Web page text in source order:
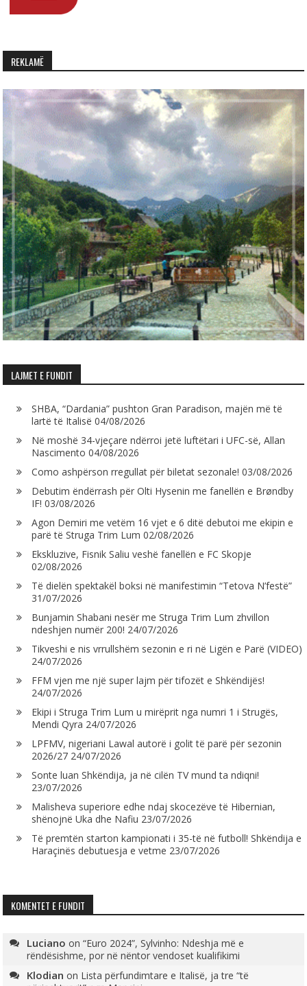
REKLAMË
LAJMET E FUNDIT
SHBA, “Dardania” pushton Gran Paradison, majën më të
lartë të Italisë 04/08/2026
Në moshë 34-vjeçare ndërroi jetë luftëtari i UFC-së, Allan
Nascimento 04/08/2026
Como ashpërson rregullat për biletat sezonale! 03/08/2026
Debutim ëndërrash për Olti Hysenin me fanellën e Brøndby
IF! 03/08/2026
Agon Demiri me vetëm 16 vjet e 6 ditë debutoi me ekipin e
parë të Struga Trim Lum 02/08/2026
Ekskluzive, Fisnik Saliu veshë fanellën e FC Skopje
02/08/2026
Të dielën spektakël boksi në manifestimin “Tetova N’festë”
31/07/2026
Bunjamin Shabani nesër me Struga Trim Lum zhvillon
ndeshjen numër 200! 24/07/2026
Tikveshi e nis vrrullshëm sezonin e ri në Ligën e Parë (VIDEO)
24/07/2026
FFM vjen me një super lajm për tifozët e Shkëndijës!
24/07/2026
Ekipi i Struga Trim Lum u mirëprit nga numri 1 i Strugës,
Mendi Qyra 24/07/2026
LPFMV, nigeriani Lawal autorë i golit të parë për sezonin
2026/27 24/07/2026
Sonte luan Shkëndija, ja në cilën TV mund ta ndiqni!
23/07/2026
Malisheva superiore edhe ndaj skocezëve të Hibernian,
shënojnë Uka dhe Nafiu 23/07/2026
Të premtën starton kampionati i 35-të në futboll! Shkëndija e
Haraçinës debutuesja e vetme 23/07/2026
KOMENTET E FUNDIT
Luciano on“Euro 2024”, Sylvinho: Ndeshja më e
rëndësishme, por në nëntor vendoset kualifikimi
Klodian on Lista përfundimtare e Italisë, ja tre “të